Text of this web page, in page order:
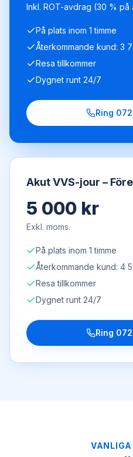
Inkl. ROT-avdrag (30 % på
På plats inom 1 timme
Återkommande kund: 3
Resa tillkommer
Dygnet runt 24/7
Ring
Akut VVS-jour –
5 000 kr
Exkl. moms.
På plats inom 1 timme
Återkommande kund: 4
Resa tillkommer
Dygnet runt 24/7
Ring
VANLIGA